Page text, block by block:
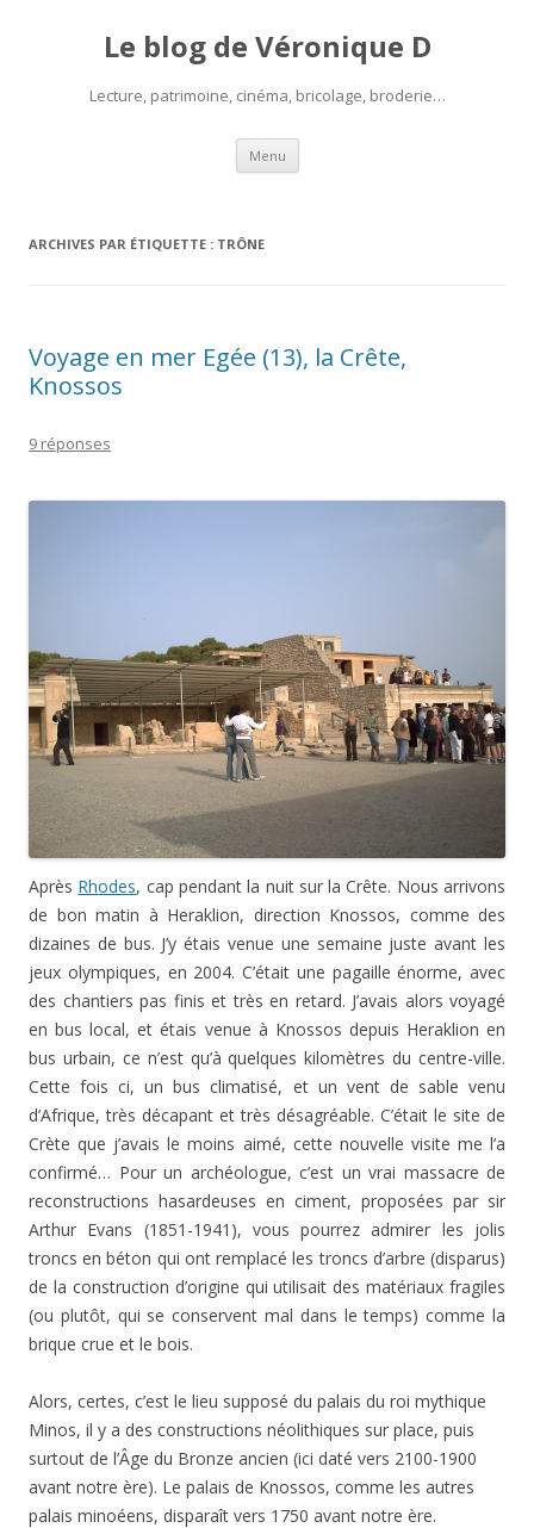
Le blog de Véronique D
Lecture, patrimoine, cinéma, bricolage, broderie…
Menu Aller
contenu
ARCHIVES PAR ÉTIQUETTE : TRÔNE
Voyage en mer Egée (13), la Crête,
Knossos
9 réponses
Après Rhodes, cap pendant la nuit sur la Crête. Nous arrivons
de bon matin à Heraklion, direction Knossos, comme des
dizaines de bus. J’y étais venue une semaine juste avant les
jeux olympiques, en 2004. C’était une pagaille énorme, avec
des chantiers pas finis et très en retard. J’avais alors voyagé
en bus local, et étais venue à Knossos depuis Heraklion en
bus urbain, ce n’est qu’à quelques kilomètres du centre-ville.
Cette fois ci, un bus climatisé, et un vent de sable venu
d’Afrique, très décapant et très désagréable. C’était le site de
Crète que j’avais le moins aimé, cette nouvelle visite me l’a
confirmé… Pour un archéologue, c’est un vrai massacre de
reconstructions hasardeuses en ciment, proposées par sir
Arthur Evans (1851-1941), vous pourrez admirer les jolis
troncs en béton qui ont remplacé les troncs d’arbre (disparus)
de la construction d’origine qui utilisait des matériaux fragiles
(ou plutôt, qui se conservent mal dans le temps) comme la
brique crue et le bois.
Alors, certes, c’est le lieu supposé du palais du roi mythique
Minos, il y a des constructions néolithiques sur place, puis
surtout de l’Âge du Bronze ancien (ici daté vers 2100-1900
avant notre ère). Le palais de Knossos, comme les autres
palais minoéens, disparaît vers 1750 avant notre ère.